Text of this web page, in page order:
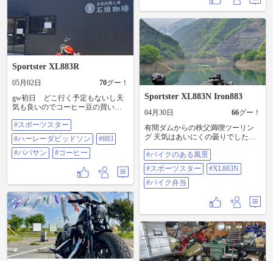
Sportster XL883R
05月02日 70グー！
gw初日 どこ行く予定もないし天
気も良いのでコーヒー豆の買い出
くこの時期は着る物に困りまし
た。まだ中綿入りのがいいのかな
ー #スポーツスター #ハーレーダ
ビッドソン #883 #パパサン #コーヒ
#スポーツスター
#ハーレーダビッドソン
#883
#パパサン
#コーヒー
Sportster XL883N Iron883
04月30日 66グー！
有間ダムからの秩父満喫ツーリン
グ 天気はあいにくの曇りでしたが
かったです。 サンダンススポスタ
タンクにしました何に使おうか
な〜 #バイクのある風景 #スポーツ
#バイクのある風景
#スポーツスター
#XL883N
#バイク弁当